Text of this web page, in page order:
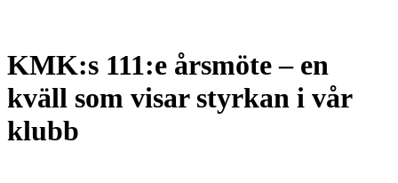
KMK:s 111:e årsmöte – en
kväll som visar styrkan i vår
klubb